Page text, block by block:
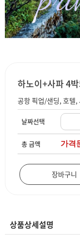
하노이+사파 4
공항 픽업/샌딩, 호텔,
날짜선택
총 금액
장바구니
상품상세설명